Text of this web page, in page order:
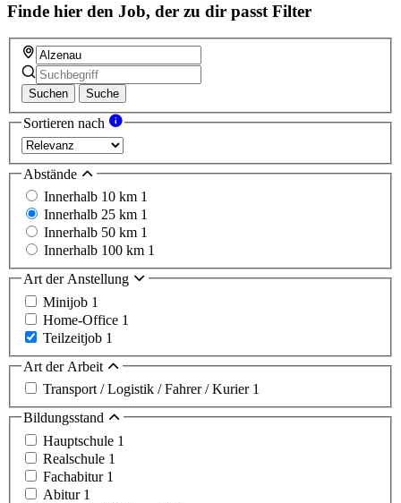
Finde hier den Job, der zu dir passt Filter
Suchen Suche
Sortieren nach
Abstände
Innerhalb 10 km 1
Innerhalb 25 km 1
Innerhalb 50 km 1
Innerhalb 100 km 1
Art der Anstellung
Minijob 1
Home-Office 1
Teilzeitjob 1
Art der Arbeit
Transport / Logistik / Fahrer / Kurier 1
Bildungsstand
Hauptschule 1
Realschule 1
Fachabitur 1
Abitur 1